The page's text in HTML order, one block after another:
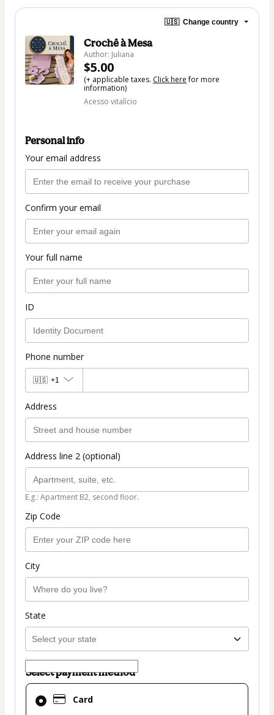
🇺🇸 Change country
Crochê à Mesa
Author: Juliana
$5.00
(+ applicable taxes. Click herefor more
information)
Acesso vitalício
Personal info
Your email address
Confirm your email
Your full name
ID
Phone number
🇺🇸 +1
Address
Address line 2 (optional)
E.g.: Apartment B2, second floor.
Zip Code
City
State
Select payment method
Card
Card
selected